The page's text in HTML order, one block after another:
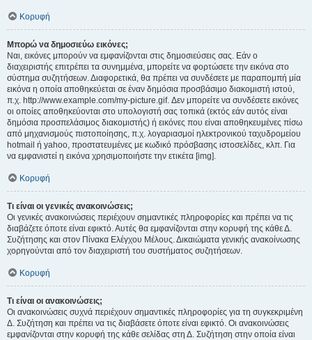
Κορυφή
Μπορώ να δημοσιεύω εικόνες;
Ναι, εικόνες μπορούν να εμφανίζονται στις δημοσιεύσεις σας. Εάν ο
διαχειριστής επιτρέπει τα συνημμένα, μπορείτε να φορτώσετε την εικόνα στο
σύστημα συζητήσεων. Διαφορετικά, θα πρέπει να συνδέσετε με παραπομπή μία
εικόνα η οποία αποθηκεύεται σε έναν δημόσια προσβάσιμο διακομιστή ιστού,
π.χ. http://www.example.com/my-picture.gif. Δεν μπορείτε να συνδέσετε εικόνες
οι οποίες αποθηκεύονται στο υπολογιστή σας τοπικά (εκτός εάν αυτός είναι
δημόσια προσπελάσιμος διακομιστής) ή εικόνες που είναι αποθηκευμένες πίσω
από μηχανισμούς πιστοποίησης, π.χ. λογαριασμοί ηλεκτρονικού ταχυδρομείου
hotmail ή yahoo, προστατευμένες με κωδικό πρόσβασης ιστοσελίδες, κλπ. Για
να εμφανιστεί η εικόνα χρησιμοποιήστε την ετικέτα [img].
Κορυφή
Τι είναι οι γενικές ανακοινώσεις;
Οι γενικές ανακοινώσεις περιέχουν σημαντικές πληροφορίες και πρέπει να τις
διαβάζετε όποτε είναι εφικτό. Αυτές θα εμφανίζονται στην κορυφή της κάθε Δ.
Συζήτησης και στον Πίνακα Ελέγχου Μέλους. Δικαιώματα γενικής ανακοίνωσης
χορηγούνται από τον διαχειριστή του συστήματος συζητήσεων.
Κορυφή
Τι είναι οι ανακοινώσεις;
Οι ανακοινώσεις συχνά περιέχουν σημαντικές πληροφορίες για τη συγκεκριμένη
Δ. Συζήτηση και πρέπει να τις διαβάσετε όποτε είναι εφικτό. Οι ανακοινώσεις
εμφανίζονται στην κορυφή της κάθε σελίδας στη Δ. Συζήτηση στην οποία είναι